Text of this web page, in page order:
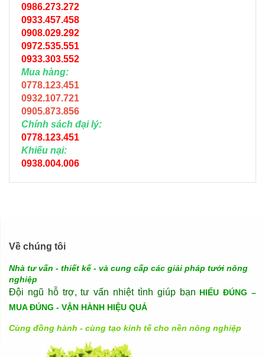
0986.273.272
0933.457.458
0908.029.292
0972.535.551
0933.303.552
Mua hàng:
0778.123.451
0932.107.721
0905.873.856
Chính sách đại lý:
0778.123.451
Khiếu nại:
0938.004.006
Về chúng tôi
Nhà tư vấn - thiết kế - và cung cấp các giải pháp tưới nông
nghiệp
Đội ngũ hỗ trợ, tư vấn nhiệt tình giúp bạn HIỂU ĐÚNG –
MUA ĐÚNG - VẬN HÀNH HIỆU QUẢ
Cùng đồng hành - cùng tạo kinh tế cho nền nông nghiệp